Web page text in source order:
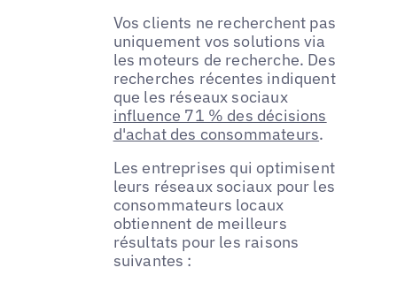
Vos clients ne recherchent pas
uniquement vos solutions via
les moteurs de recherche. Des
recherches récentes indiquent
que les réseaux sociaux
influence 71 % des décisions
d'achat des consommateurs.
Les entreprises qui optimisent
leurs réseaux sociaux pour les
consommateurs locaux
obtiennent de meilleurs
résultats pour les raisons
suivantes :